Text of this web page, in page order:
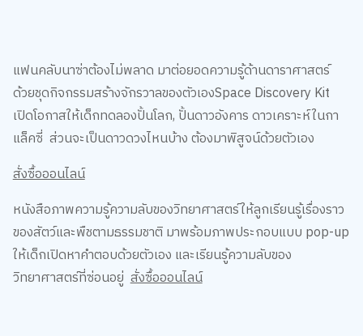
แฟนคลับนาซ่าต้องไม่พลาด มาต่อยอดความรู้ด้านดาราศาสตร์
ด้วยชุดกิจกรรมสร้างจักรวาลของตัวเองSpace Discovery Kit
เปิดโอกาสให้เด็กทดลองปั้นโลก, ปั้นดาวอังคาร ดาวเคราะห์ในกา
แล็คซี่ ส่วนจะเป็นดาวดวงไหนบ้าง ต้องมาพิสูจน์ด้วยตัวเอง
สั่งซื้อออนไลน์
หนังสือภาพความรู้ความลับของวิทยาศาสตร์ให้ลูกเรียนรู้เรื่องราว
ของสัตว์และพืชตามธรรมชาติ มาพร้อมภาพประกอบแบบ pop-up
ให้เด็กเปิดหาคำตอบด้วยตัวเอง และเรียนรู้ความลับของ
วิทยาศาสตร์ที่ซ่อนอยู่สั่งซื้อออนไลน์